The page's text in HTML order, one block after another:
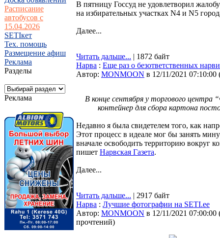
Расписание
автобусов с
15.04.2026
SETIкет
Тех. помощь
Размещение афиш
Реклама
Разделы
Реклама
В пятницу Госсуд не удовлетворил
на избирательных участках N4 и N5
Далее...
Читать дальше... | 1872 байт
Нарва : Еще раз о безответственных
Автор: MONMOON в 12/11/2021 07:10:00
В конце сентября у торгового центра
контейнер для сбора картона
Недавно я была свидетелем того, как
Этот процесс в идеале мог бы занять
вначале освободить территорию вокруг
пишет Нарвская Газета.
Далее...
Читать дальше... | 2917 байт
Нарва : Лучшие фотографии на SETI.ee
Автор: MONMOON в 12/11/2021 07:00:00
прочтений)